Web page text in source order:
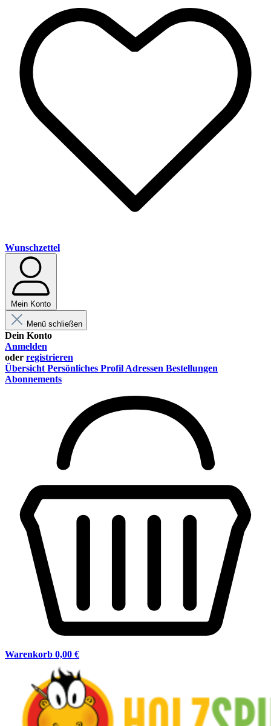
Wunschzettel
Mein Konto
Menü schließen
Dein Konto
Anmelden
oder registrieren
Übersicht Persönliches Profil Adressen Bestellungen
Abonnements
Warenkorb 0,00 €